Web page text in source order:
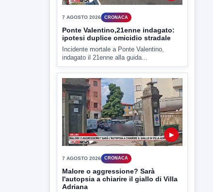
Nessuna nuova moria di pesci e nessuna
criticità igienico-sanitaria nel...
7 AGOSTO 2026 CRONACA
Ponte Valentino,21enne indagato:
ipotesi duplice omicidio stradale
Incidente mortale a Ponte Valentino,
indagato il 21enne alla guida...